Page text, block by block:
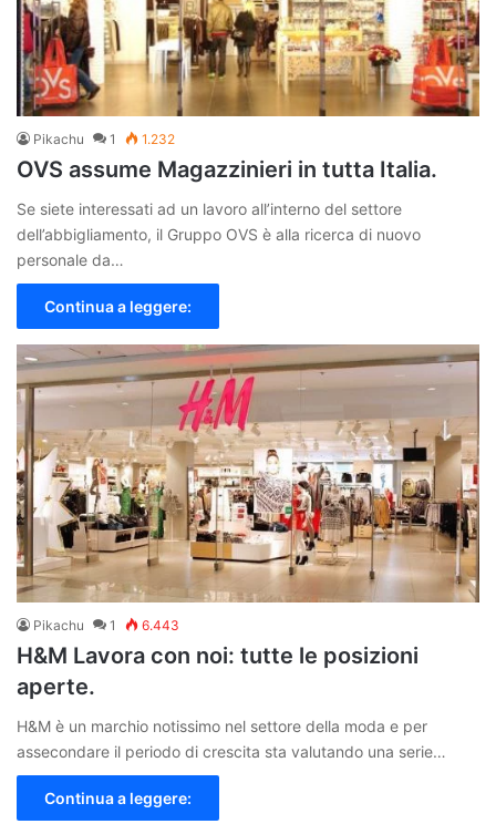
Pikachu 1 1.232
OVS assume Magazzinieri in tutta Italia.
Se siete interessati ad un lavoro all’interno del settore
dell’abbigliamento, il Gruppo OVS è alla ricerca di nuovo
personale da…
Continua a leggere:
Pikachu 1 6.443
H&M Lavora con noi: tutte le posizioni
aperte.
H&M è un marchio notissimo nel settore della moda e per
assecondare il periodo di crescita sta valutando una serie…
Continua a leggere: